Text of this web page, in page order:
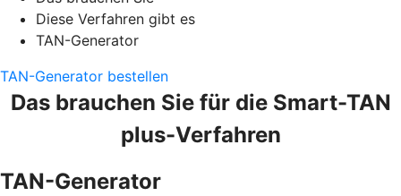
Diese Verfahren gibt es
TAN-Generator
TAN-Generator bestellen
Das brauchen Sie für die Smart-TAN
plus-Verfahren
TAN-Generator